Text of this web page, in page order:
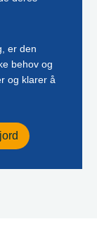
er den
behov og
og klarer å